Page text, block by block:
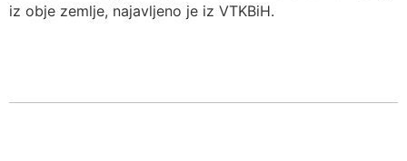
iz obje zemlje, najavljeno je iz VTKBiH.